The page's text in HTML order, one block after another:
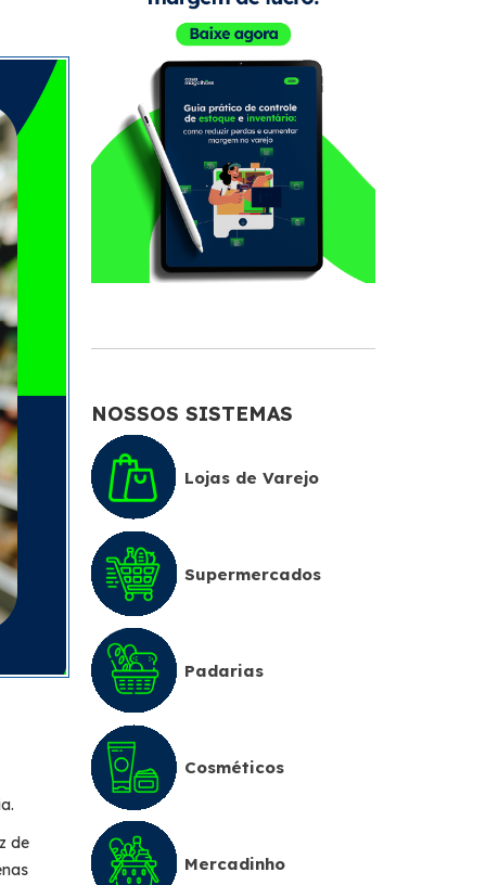
de
NOSSOS SISTEMAS
Lojas de Varejo
Supermercados
Padarias
Cosméticos
Mercadinho